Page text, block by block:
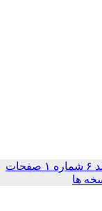
جلد ۶ شماره ۱ صفحات
ها